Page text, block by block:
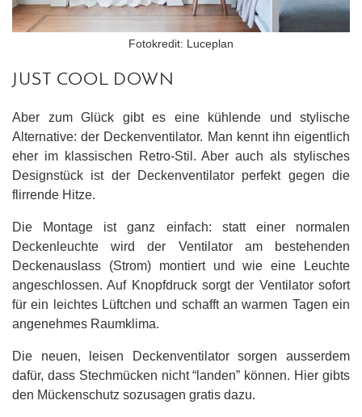
Fotokredit: Luceplan
JUST COOL DOWN
Aber zum Glück gibt es eine kühlende und stylische
Alternative: der Deckenventilator. Man kennt ihn eigentlich
eher im klassischen Retro-Stil. Aber auch als stylisches
Designstück ist der Deckenventilator perfekt gegen die
flirrende Hitze.
Die Montage ist ganz einfach: statt einer normalen
Deckenleuchte wird der Ventilator am bestehenden
Deckenauslass (Strom) montiert und wie eine Leuchte
angeschlossen. Auf Knopfdruck sorgt der Ventilator sofort
für ein leichtes Lüftchen und schafft an warmen Tagen ein
angenehmes Raumklima.
Die neuen, leisen Deckenventilator sorgen ausserdem
dafür, dass Stechmücken nicht “landen” können. Hier gibts
den Mückenschutz sozusagen gratis dazu.